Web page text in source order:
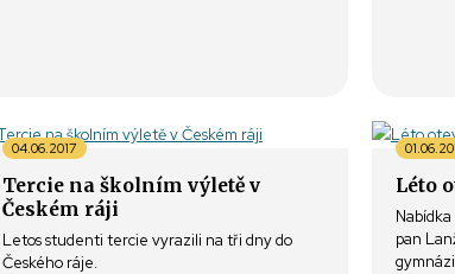
Tercie na školním výletě v
Českém ráji
04.06.2017
Letos studenti tercie vyrazili na tři dny do
Českého ráje.
Léto
pan